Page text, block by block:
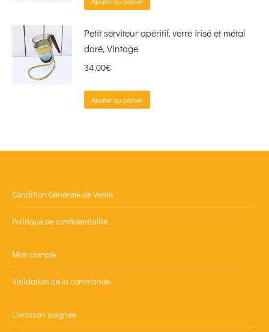
Petit serviteur apéritif, verre irisé et métal
doré, Vintage
34,00€
Ajouter au panier
Condition Générale de Vente
Politique de confidentialité
Mon compte
Validation de la commande
Livraison soignée